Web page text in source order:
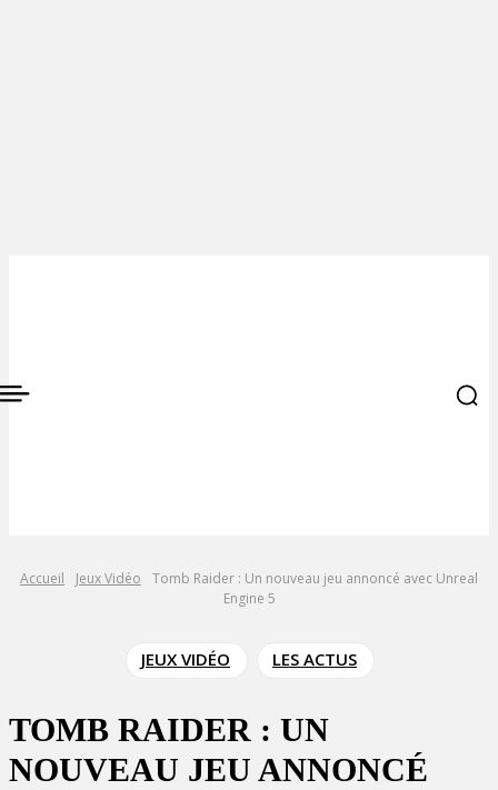
Accueil Jeux Vidéo
Tomb Raider : Un nouveau jeu annoncé avec Unreal
Engine 5
JEUX VIDÉO LES ACTUS
TOMB RAIDER : UN
NOUVEAU JEU ANNONCÉ